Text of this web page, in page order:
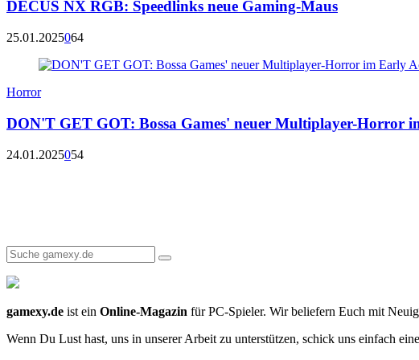
DECUS NX RGB: Speedlinks neue Gaming-Maus
25.01.2025064
Horror
DON'T GET GOT: Bossa Games' neuer Multiplayer-Horror
24.01.2025054
gamexy.de ist ein Online-Magazin für PC-Spieler. Wir beliefern Euch mit
Wenn Du Lust hast, uns in unserer Arbeit zu unterstützen, schick uns einfach